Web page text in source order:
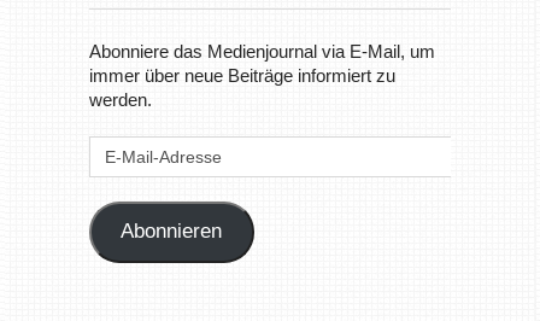
Abonniere das Medienjournal via E-Mail, um
immer über neue Beiträge informiert zu
werden.
Abonnieren